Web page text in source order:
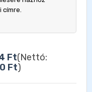
Ft(Nettó:
Ft)